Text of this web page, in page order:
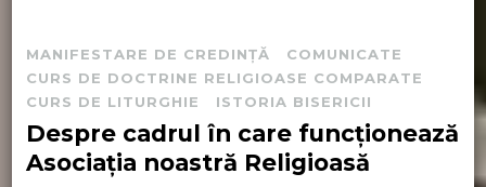
MANIFESTARE DE CREDINȚĂ
COMUNICATE
CURS DE DOCTRINE RELIGIOASE COMPARATE
CURS DE LITURGHIE
ISTORIA BISERICII
Despre cadrul în care funcționează
Asociația noastră Religioasă